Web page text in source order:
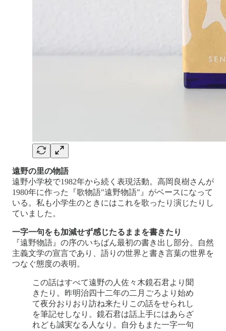
遠野の里の物語
遠野小学校で1982年から続く表現活動。高岡良樹さんが
1980年に作った『歌物語"遠野物語"』がベースになって
いる。私も小学生のときにはこれを歌ったり演じたりし
ていました。
一字一句をも加減せず感じたるままを書きたり
『遠野物語』の序のいちばん最初の書き出し部分。自然
主義文学の宣言であり、語りの世界と書き言葉の世界を
つなぐ態度の表明。
この話はすべて遠野の人佐々木鏡石君より聞
きたり。昨明治四十二年の二月ごろより始め
て夜分おりおり訪ね来たりこの話をせられし
を筆記せしなり。鏡石君は話上手にはあらざ
れども誠実なる人なり。自分もまた一字一句